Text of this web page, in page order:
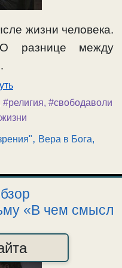
жизни человека.
разнице между
#религия, #свободаволи
, Вера в Бога,
«В чем смысл